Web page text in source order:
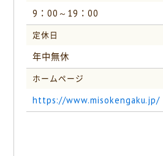
9：00～19：00
定休日
年中無休
ホームページ
https://www.misokengaku.jp/